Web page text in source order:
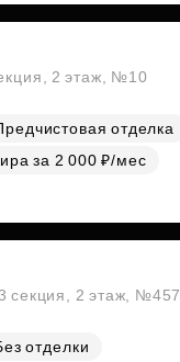
2 этаж, №10
отделка
за 2 000 ₽/мес
секция, 2 этаж, №457
отделки